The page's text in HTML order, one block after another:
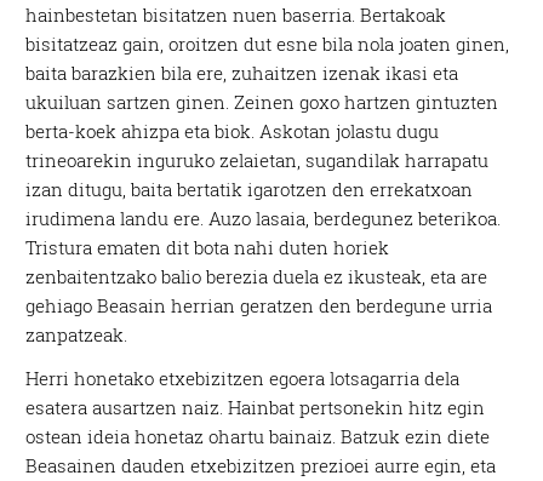
hainbestetan bisitatzen nuen baserria. Bertakoak
bisitatzeaz gain, oroitzen dut esne bila nola joaten ginen,
baita barazkien bila ere, zuhaitzen izenak ikasi eta
ukuiluan sartzen ginen. Zeinen goxo hartzen gintuzten
berta-koek ahizpa eta biok. Askotan jolastu dugu
trineoarekin inguruko zelaietan, sugandilak harrapatu
izan ditugu, baita bertatik igarotzen den errekatxoan
irudimena landu ere. Auzo lasaia, berdegunez beterikoa.
Tristura ematen dit bota nahi duten horiek
zenbaitentzako balio berezia duela ez ikusteak, eta are
gehiago Beasain herrian geratzen den berdegune urria
zanpatzeak.
Herri honetako etxebizitzen egoera lotsagarria dela
esatera ausartzen naiz. Hainbat pertsonekin hitz egin
ostean ideia honetaz ohartu bainaiz. Batzuk ezin diete
Beasainen dauden etxebizitzen prezioei aurre egin, eta